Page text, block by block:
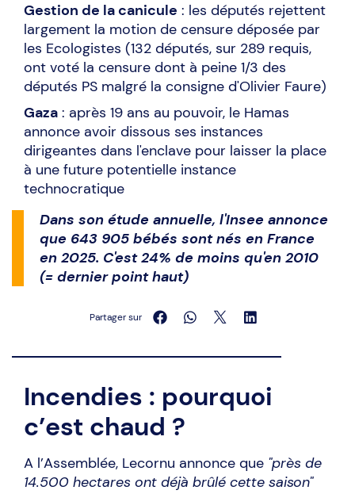
Gestion de la canicule : les députés rejettent
largement la motion de censure déposée par
les Ecologistes (132 députés, sur 289 requis,
ont voté la censure dont à peine 1/3 des
députés PS malgré la consigne d'Olivier Faure)
Gaza : après 19 ans au pouvoir, le Hamas
annonce avoir dissous ses instances
dirigeantes dans l'enclave pour laisser la place
à une future potentielle instance
technocratique
Dans son étude annuelle, l'Insee annonce
que 643 905 bébés sont nés en France
en 2025. C'est 24% de moins qu'en 2010
(= dernier point haut)
Partager sur
Incendies : pourquoi
c’est chaud ?
A l’Assemblée, Lecornu annonce que "près de
14.500 hectares ont déjà brûlé cette saison"